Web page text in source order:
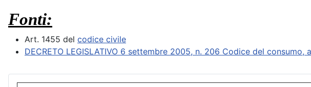
Fonti:
Art. 1455 del codice civile
DECRETO LEGISLATIVO 6 settembre 2005, n. 206 Codice del